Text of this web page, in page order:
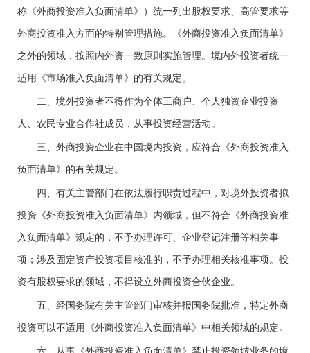
称《外商投资准入负面清单》）统一列出股权要求、高管要求等
外商投资准入方面的特别管理措施。《外商投资准入负面清单》
之外的领域，按照内外资一致原则实施管理。境内外投资者统一
适用《市场准入负面清单》的有关规定。
二、境外投资者不得作为个体工商户、个人独资企业投资
人、农民专业合作社成员，从事投资经营活动。
三、外商投资企业在中国境内投资，应符合《外商投资准入
负面清单》的有关规定。
四、有关主管部门在依法履行职责过程中，对境外投资者拟
投资《外商投资准入负面清单》内领域，但不符合《外商投资准
入负面清单》规定的，不予办理许可、企业登记注册等相关事
项；涉及固定资产投资项目核准的，不予办理相关核准事项。投
资有股权要求的领域，不得设立外商投资合伙企业。
五、经国务院有关主管部门审核并报国务院批准，特定外商
投资可以不适用《外商投资准入负面清单》中相关领域的规定。